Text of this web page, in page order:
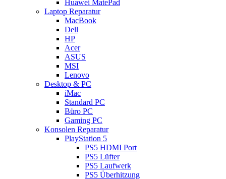
Huawei MatePad
Laptop Reparatur
MacBook
Dell
HP
Acer
ASUS
MSI
Lenovo
Desktop & PC
iMac
Standard PC
Büro PC
Gaming PC
Konsolen Reparatur
PlayStation 5
PS5 HDMI Port
PS5 Lüfter
PS5 Laufwerk
PS5 Überhitzung